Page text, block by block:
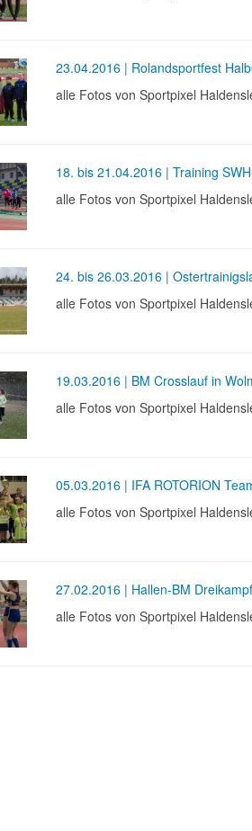
23.04.2016 | Rolandsportfest
alle Fotos von Sportpixel
18. bis 21.04.2016 | Training
alle Fotos von Sportpixel
24. bis 26.03.2016 |
alle Fotos von Sportpixel
19.03.2016 | BM Crosslauf in
alle Fotos von Sportpixel
05.03.2016 | IFA ROTORION
alle Fotos von Sportpixel
27.02.2016 | Hallen-BM
alle Fotos von Sportpixel